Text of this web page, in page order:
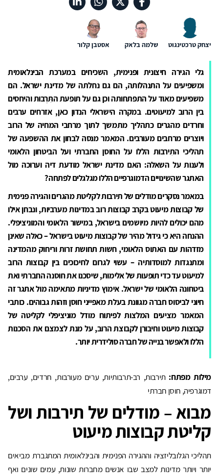
יצחק טרכטינגוט שלמה בלאק אסטבן קלור
גלי הגירה חיצונית ופנימית, השכיחים במערכת הבינלאומית
ומשפיעים על התנהלותה, הם גם נחלתה של מדינת ישראל. הם
משפיעים מאוד על התפתחותה וכן גם על תופעת התִּרְבּוּת והיחסים
בין הרוב למיעוטים. במקרה הישראלי הנדון כאן, אזרחים ערבים
וחרדים מהגרים כתהליך מתמשך לתוך מרחבי המחיה של הרוב
ויוצרים מרחבים מעורבים. המאמר מנסה לבחון את ההשפעה של
תהליכי התִירבוּת הללו על החוסן החברתי ועל הביטחון הלאומי
ולענות על השאלה: האם מדינת ישראל מודעת דיה וערוכה מול
האתגר שהשינויים הדמוגרפיים הללו מגלגלים לפתחה?
במאמר נסקרים מודלים של תירבות לקליטת מהגרים והגירה פנימית
של קבוצות מיעוט בקרב קבוצות רוב במדינות מערביות, ונבחן אילו
מהם יכולים להיות מיושמים בישראל, במישור הלאומי והמוניציפלי.
ההנחה היא כי גידול מהיר של קבוצות מיעוט בישראל – כאלה שאינן
מזדהות עם האתוס הלאומי, חשות תחושת זרות וריחוק מהמדינה
ומתנגדות למוסדותיה – עשוי לגרום לחיכוכים בין קבוצות הרוב
למיעוט עד כדי תופעות של אלימות, שיסכנו את חוסנה החברתי ואת
ביטחונה הלאומי של ישראל. אימוץ מדיניות מתאימה מול אתגר זה
חיוני לביסוס חברה מגוונת בעלת מאפייני חוסן וזהות גבוהים. כותבי
המאמר מציעים המלצות לפיתוח מודל מוניציפלי לקליטה של
קבוצות מיעוט וחיבורן לקבוצת הרוב, על מנת לצמצם את הסכנות
הללו ולאפשר בנייה של חברה סולידרית יותר.
מילות מפתח: תירבות, רב-תרבותיות, ערים מעורבות, חרדים, ערבים,
דמוגרפיה, חוסן חברתי
מבוא – מודלים של תירבות ושל
קליטת קבוצות מיעוט
תהליכי הגלובליזציה וההגירה הפנימית והבינלאומית המתגברת מביאים
יותר ויותר מדינות למצב שבו אנשים מחברות שונות, עמים שונים ואף